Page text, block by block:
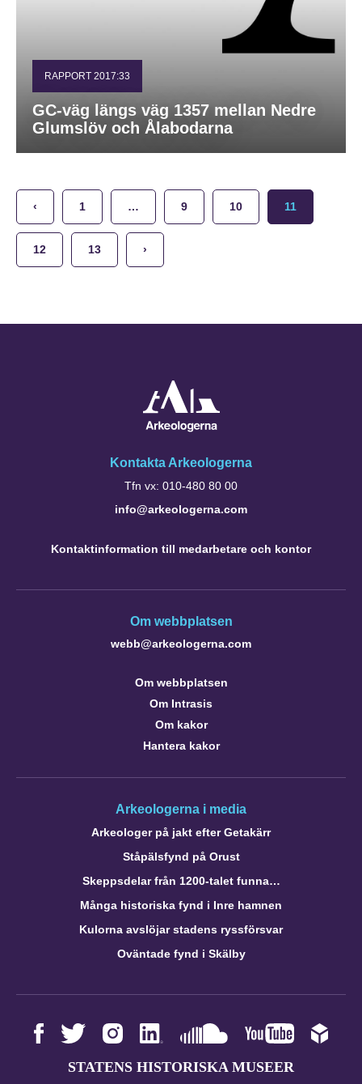
RAPPORT 2017:33
GC-väg längs väg 1357 mellan Nedre
Glumslöv och Ålabodarna
‹ 1 … 9 10 11
12 13 ›
Kontakta Arkeologerna
Tfn vx: 010-480 80 00
info@arkeologerna.com
Kontaktinformation till medarbetare och kontor
Om webbplatsen
webb@arkeologerna.com
Om webbplatsen
Om Intrasis
Om kakor
Hantera kakor
Arkeologerna i media
Arkeologer på jakt efter Getakärr
Ståpälsfynd på Orust
Skeppsdelar från 1200-talet funna…
Många historiska fynd i Inre hamnen
Kulorna avslöjar stadens ryssförsvar
Oväntade fynd i Skälby
STATENS HISTORISKA MUSEER